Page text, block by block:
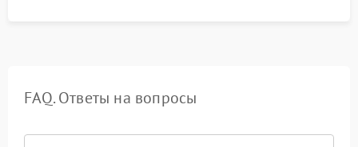
FAQ. Ответы на вопросы